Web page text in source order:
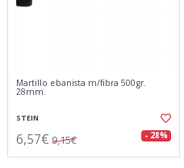
Martillo ebanista m/fibra 500gr.
28mm.
STEIN
6,57€ 9,15€ - 28%